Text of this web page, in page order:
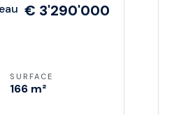
€ 3'290'000
SURFACE
166 m²